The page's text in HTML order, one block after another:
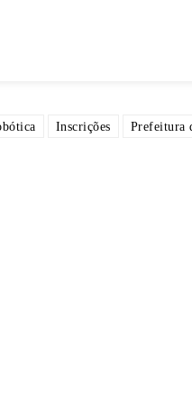
Inscrições Prefeitura